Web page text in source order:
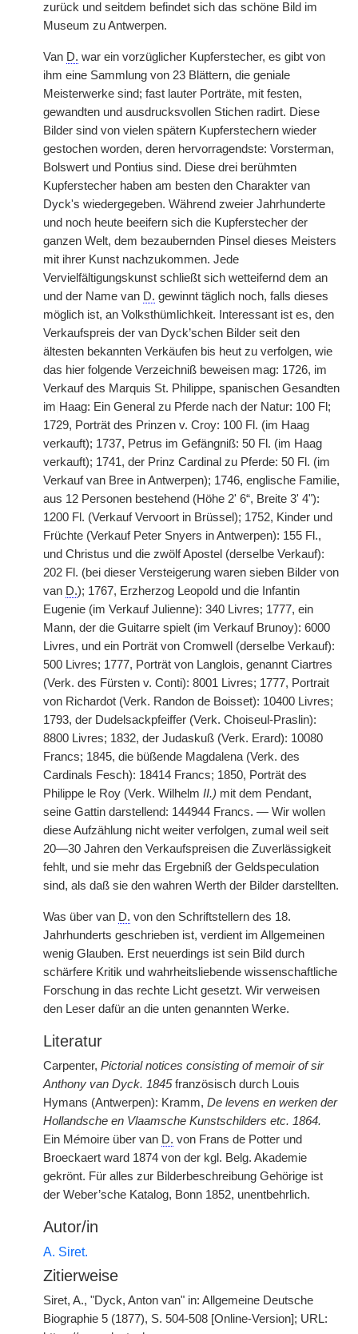
zurück und seitdem befindet sich das schöne Bild im
Museum zu Antwerpen.
Van D. war ein vorzüglicher Kupferstecher, es gibt von
ihm eine Sammlung von 23 Blättern, die geniale
Meisterwerke sind; fast lauter Porträte, mit festen,
gewandten und ausdrucksvollen Stichen radirt. Diese
Bilder sind von vielen spätern Kupferstechern wieder
gestochen worden, deren hervorragendste: Vorsterman,
Bolswert und Pontius sind. Diese drei berühmten
Kupferstecher haben am besten den Charakter van
Dyck's wiedergegeben. Während zweier Jahrhunderte
und noch heute beeifern sich die Kupferstecher der
ganzen Welt, dem bezaubernden Pinsel dieses Meisters
mit ihrer Kunst nachzukommen. Jede
Vervielfältigungskunst schließt sich wetteifernd dem an
und der Name van D. gewinnt täglich noch, falls dieses
möglich ist, an Volksthümlichkeit. Interessant ist es, den
Verkaufspreis der van Dyck’schen Bilder seit den
ältesten bekannten Verkäufen bis heut zu verfolgen, wie
das hier folgende Verzeichniß beweisen mag: 1726, im
Verkauf des Marquis St. Philippe, spanischen Gesandten
im Haag: Ein General zu Pferde nach der Natur: 100 Fl;
1729, Porträt des Prinzen v. Croy: 100 Fl. (im Haag
verkauft); 1737, Petrus im Gefängniß: 50 Fl. (im Haag
verkauft); 1741, der Prinz Cardinal zu Pferde: 50 Fl. (im
Verkauf van Bree in Antwerpen); 1746, englische Familie,
aus 12 Personen bestehend (Höhe 2' 6“, Breite 3' 4"):
1200 Fl. (Verkauf Vervoort in Brüssel); 1752, Kinder und
Früchte (Verkauf Peter Snyers in Antwerpen): 155 Fl.,
und Christus und die zwölf Apostel (derselbe Verkauf):
202 Fl. (bei dieser Versteigerung waren sieben Bilder von
van D.); 1767, Erzherzog Leopold und die Infantin
Eugenie (im Verkauf Julienne): 340 Livres; 1777, ein
Mann, der die Guitarre spielt (im Verkauf Brunoy): 6000
Livres, und ein Porträt von Cromwell (derselbe Verkauf):
500 Livres; 1777, Porträt von Langlois, genannt Ciartres
(Verk. des Fürsten v. Conti): 8001 Livres; 1777, Portrait
von Richardot (Verk. Randon de Boisset): 10400 Livres;
1793, der Dudelsackpfeiffer (Verk. Choiseul-Praslin):
8800 Livres; 1832, der Judaskuß (Verk. Erard): 10080
Francs; 1845, die büßende Magdalena (Verk. des
Cardinals Fesch): 18414 Francs; 1850, Porträt des
Philippe le Roy (Verk. Wilhelm II.) mit dem Pendant,
seine Gattin darstellend: 144944 Francs. — Wir wollen
diese Aufzählung nicht weiter verfolgen, zumal weil seit
20—30 Jahren den Verkaufspreisen die Zuverlässigkeit
fehlt, und sie mehr das Ergebniß der Geldspeculation
sind, als daß sie den wahren Werth der Bilder darstellten.
Was über van D. von den Schriftstellern des 18.
Jahrhunderts geschrieben ist, verdient im Allgemeinen
wenig Glauben. Erst neuerdings ist sein Bild durch
schärfere Kritik und wahrheitsliebende wissenschaftliche
Forschung in das rechte Licht gesetzt. Wir verweisen
den Leser dafür an die unten genannten Werke.
Literatur
Carpenter, Pictorial notices consisting of memoir of sir
Anthony van Dyck. 1845französisch durch Louis
Hymans (Antwerpen): Kramm, De levens en werken der
Hollandsche en Vlaamsche Kunstschilders etc. 1864.
Ein Mémoire über van D. von Frans de Potter und
Broeckaert ward 1874 von der kgl. Belg. Akademie
gekrönt. Für alles zur Bilderbeschreibung Gehörige ist
der Weber’sche Katalog, Bonn 1852, unentbehrlich.
Autor/in
A. Siret.
Zitierweise
Siret, A., "Dyck, Anton van" in: Allgemeine Deutsche
Biographie 5 (1877), S. 504-508 [Online-Version]; URL: